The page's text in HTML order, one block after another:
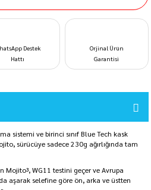
Destek
Hattı
Orjinal Ürün
Garantisi
sistemi ve birinci sınıf Blue Tech kask
sürücüye sadece 230g ağırlığında tam
WG11 testini geçer ve Avrupa
aşarak selefine göre ön, arka ve üstten